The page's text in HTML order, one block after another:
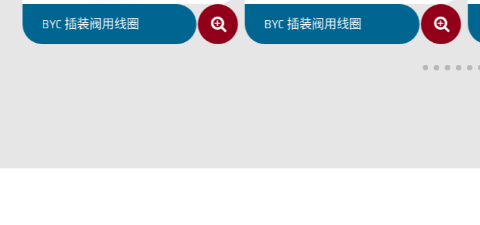
BYZ 直流湿式阀用电磁铁 BYZ 直流湿式阀用电磁铁